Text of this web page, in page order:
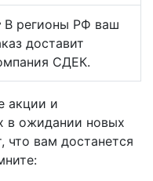
В регионы РФ ваш
доставит
СДЕК.
акции и
в ожидании новых
что вам достанется